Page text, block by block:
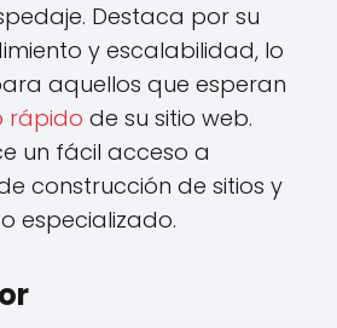
Destaca por su
y escalabilidad, lo
aquellos que esperan
rápido de su sitio web.
un fácil acceso a
construcción de sitios y
especializado.